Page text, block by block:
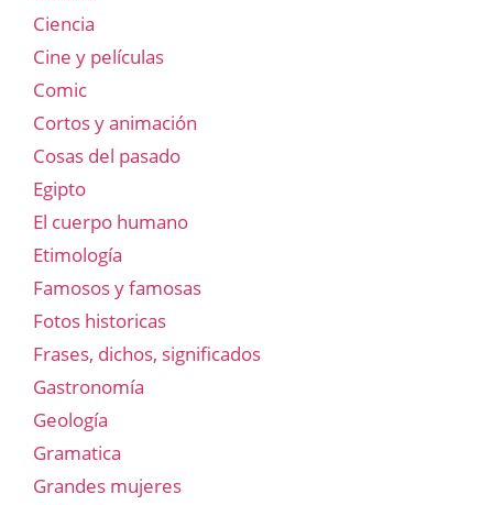
Ciencia
Cine y películas
Comic
Cortos y animación
Cosas del pasado
Egipto
El cuerpo humano
Etimología
Famosos y famosas
Fotos historicas
Frases, dichos, significados
Gastronomía
Geología
Gramatica
Grandes mujeres